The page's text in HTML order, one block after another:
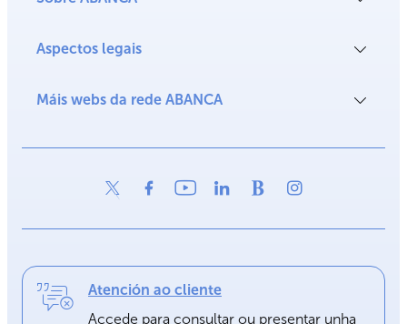
Aspectos legais
Máis webs da rede ABANCA
Atención ao cliente
Accede para consultar ou presentar unha